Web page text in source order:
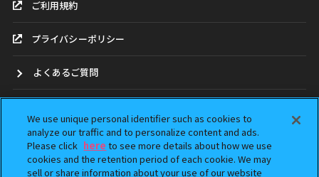
ご利用規約
プライバシーポリシー
よくあるご質問
ガシャポンどこ？
アンケート
We use unique personal identifier such as cookies to
analyze our traffic and to personalize content and ads.
Please click here to see more details about how we use
cookies and the retention period of each cookie. We may
sell or share information about your use of our website